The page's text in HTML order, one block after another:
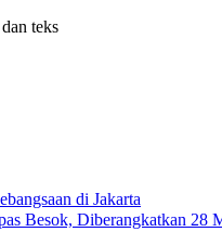
di Jakarta
Besok, Diberangkatkan 28